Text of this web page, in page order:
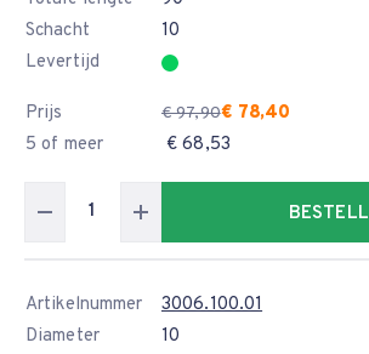
Schacht
10
Levertijd
Prijs € 97,90€ 78,40
5 of meer
€ 68,53
Artikelnummer
3006.100.01
Diameter
10